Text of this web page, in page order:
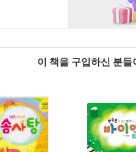
이 책을 구입하신 분